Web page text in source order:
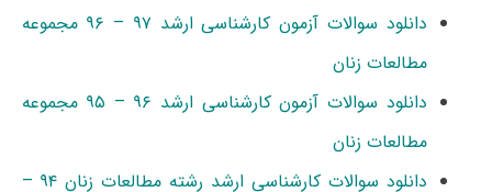
دانلود سوالات آزمون کارشناسی ارشد ۹۷ – ۹۶ مجموعه
مطالعات زنان
دانلود سوالات آزمون کارشناسی ارشد ۹۶ – ۹۵ مجموعه
مطالعات زنان
دانلود سوالات کارشناسی ارشد رشته مطالعات زنان ۹۴ –